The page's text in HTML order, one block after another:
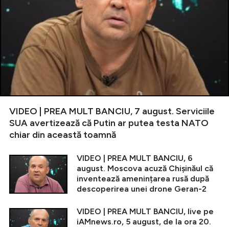
VIDEO | PREA MULT BANCIU, 7 august. Serviciile
SUA avertizează că Putin ar putea testa NATO
chiar din această toamnă
VIDEO | PREA MULT BANCIU, 6
august. Moscova acuză Chișinăul că
inventează amenințarea rusă după
descoperirea unei drone Geran-2
VIDEO | PREA MULT BANCIU, live pe
iAMnews.ro, 5 august, de la ora 20.